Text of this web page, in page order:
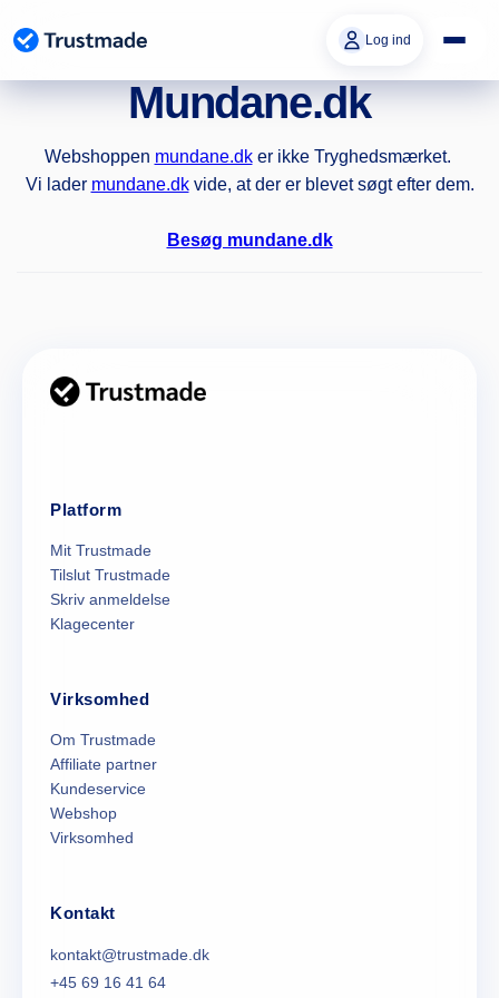
indhold
Log ind
Mundane.dk
Webshoppen mundane.dker ikke Tryghedsmærket.
Vi lader mundane.dkvide, at der er blevet søgt efter dem.
Besøg mundane.dk
Platform
Mit Trustmade
Tilslut Trustmade
Skriv anmeldelse
Klagecenter
Virksomhed
Om Trustmade
Affiliate partner
Kundeservice
Webshop
Virksomhed
Kontakt
kontakt@trustmade.dk
+45 69 16 41 64